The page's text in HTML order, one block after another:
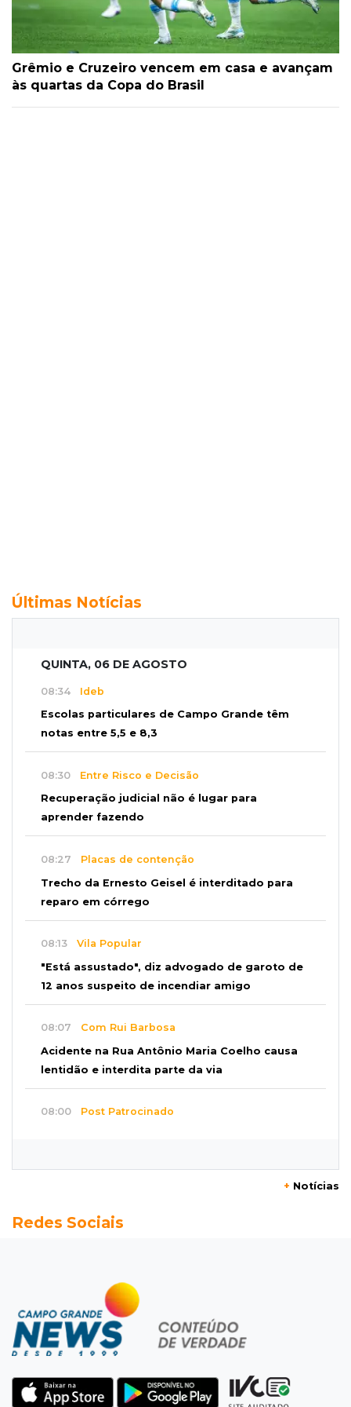
Grêmio e Cruzeiro vencem em casa e avançam
às quartas da Copa do Brasil
Últimas Notícias
QUINTA, 06 DE AGOSTO
08:34 Ideb
Escolas particulares de Campo Grande têm
notas entre 5,5 e 8,3
08:30 Entre Risco e Decisão
Recuperação judicial não é lugar para
aprender fazendo
08:27 Placas de contenção
Trecho da Ernesto Geisel é interditado para
reparo em córrego
08:13 Vila Popular
"Está assustado", diz advogado de garoto de
12 anos suspeito de incendiar amigo
08:07 Com Rui Barbosa
Acidente na Rua Antônio Maria Coelho causa
lentidão e interdita parte da via
08:00 Post Patrocinado
Do 1º prêmio às dívidas, jogadores relatam
Fomento
Com só 1,3% do crédito de inovação da Finep,
indústria de MS pede espaço
TÁON: Materne reúne ciência, acolhimento e
+ Notícias
Redes Sociais